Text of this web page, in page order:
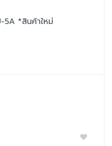
5A *สินค้าใหม่